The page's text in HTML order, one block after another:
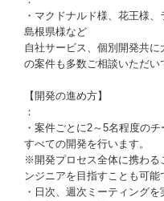
・マクドナルド様、花王様
島根県様など
自社サービス、個別開発共
の案件も多数ご相談いただい
【開発の進め方】
：
・案件ごとに2～5名程度の
すべての開発を行います。
※開発プロセス全体に携わる
ンジニアを目指すことも可能
・日次、週次ミーティング